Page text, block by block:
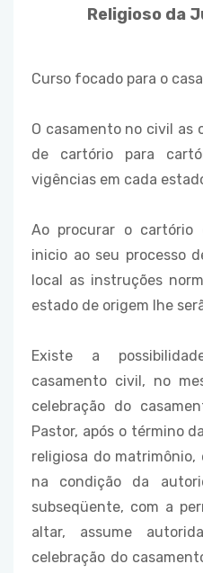
Religioso da
Curso focado para o
O casamento no civil as
de cartório para
vigências em cada
Ao procurar o
inicio ao seu processo
local as instruções
estado de origem lhe
Existe a
casamento civil, no
celebração do
Pastor, após o término
religiosa do
na condição da
subseqüente, com a
altar, assume
celebração do